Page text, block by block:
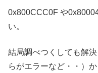
0x800CCC0F や
い。
結局調べつくしても解
らがエラーなど・・）